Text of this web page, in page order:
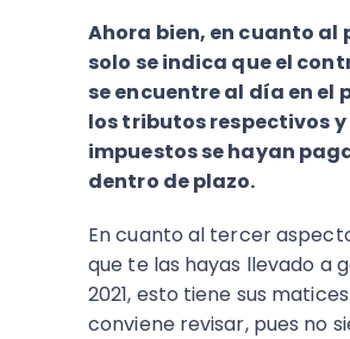
Ahora bien, en cuanto al
solo se indica que el
se encuentre al día en el
los tributos respectivos y
impuestos se hayan
dentro de plazo.
En cuanto al tercer
que te las hayas llevado a
2021, esto tiene sus
conviene revisar, pues no